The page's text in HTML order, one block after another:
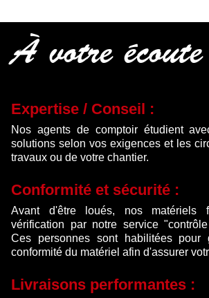
À votre écoute
Expertise / Conseil :
Nos agents de comptoir étudient
solutions selon vos exigences et les
travaux ou de votre chantier.
Conformité et sécurité :
Avant d'être loués, nos matériels
vérification par notre service
Ces personnes sont habilitées pour
conformité du matériel afin d'assurer
Livraisons performantes :